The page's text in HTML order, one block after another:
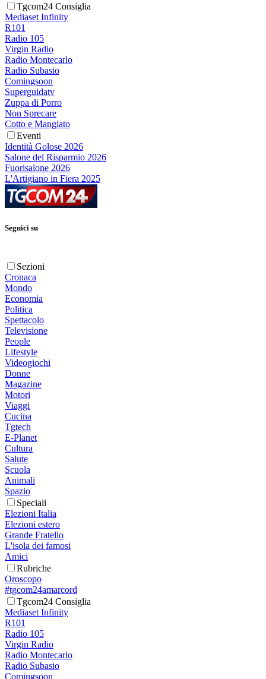
Tgcom24 Consiglia
Mediaset Infinity
R101
Radio 105
Virgin Radio
Radio Montecarlo
Radio Subasio
Comingsoon
Superguidatv
Zuppa di Porro
Non Sprecare
Cotto e Mangiato
Eventi
Identità Golose 2026
Salone del Risparmio 2026
Fuorisalone 2026
L'Artigiano in Fiera 2025
Seguici su
Sezioni
Cronaca
Mondo
Economia
Politica
Spettacolo
Televisione
People
Lifestyle
Videogiochi
Donne
Magazine
Motori
Viaggi
Cucina
Tgtech
E-Planet
Cultura
Salute
Scuola
Animali
Spazio
Speciali
Elezioni Italia
Elezioni estero
Grande Fratello
L'isola dei famosi
Amici
Rubriche
Oroscopo
#tgcom24amarcord
Tgcom24 Consiglia
Mediaset Infinity
R101
Radio 105
Virgin Radio
Radio Montecarlo
Radio Subasio
Comingsoon